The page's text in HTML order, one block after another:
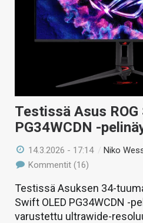
KAUPPA
VAIHDA TEEMA
HAKU
Testissä Asus ROG
PG34WCDN -
14.3.2026 - 17:14 /Niko
Kommentit (16)
Testissä Asuksen 34-
Swift OLED PG34WCDN -
varustettu ultrawide-